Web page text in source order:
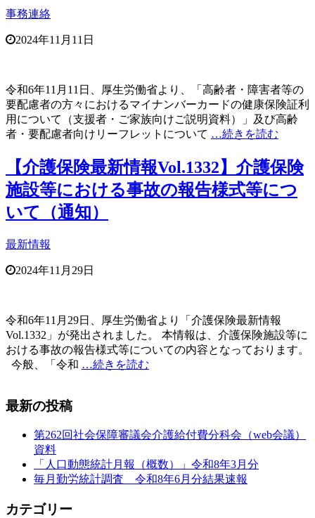
事務連絡
2024年11月11日
令和6年11月11日、厚生労働省より、「高齢者・障害者等の
要配慮者の方々におけるマイナンバーカードの健康保険証利
用について（支援者・ご家族向けご説明資料）」及び高齢
者・要配慮者向けリーフレットについて …続きを読む
【介護保険最新情報Vol.1332】介護保険
施設等における事故の報告様式等につ
いて（通知）
最新情報
2024年11月29日
令和6年11月29日、厚生労働省より「介護保険最新情報
Vol.1332」が発出されました。 本情報は、介護保険施設等に
おける事故の報告様式等についての内容となっております。
今般、「令和 …続きを読む
最新の投稿
第262回社会保障審議会介護給付費分科会（web会議）
資料
「人口動態統計月報（概数）」令和8年3月分
毎月勤労統計調査 令和8年6月分結果速報
カテゴリー